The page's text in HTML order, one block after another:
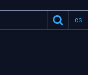
es